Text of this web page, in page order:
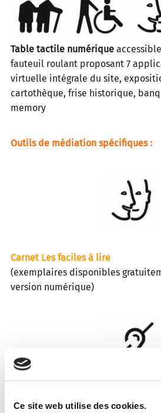
Ce site web utilise des cookies.
Table tactile numérique
fauteuil roulant proposant 7
virtuelle intégrale du site,
cartothèque, frise historique,
memory
Outils de médiation spécifiques :
Carnet Les faciles à lire
(exemplaires disponibles
version numérique)
Carnet Le patrimoine en images